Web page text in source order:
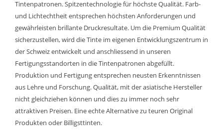
Tintenpatronen. Spitzentechnologie für höchste Qualität. Farb-
und Lichtechtheit entsprechen höchsten Anforderungen und
gewährleisten brillante Druckresultate. Um die Premium Qualität
sicherzustellen, wird die Tinte im eigenen Entwicklungszentrum in
der Schweiz entwickelt und anschliessend in unseren
Fertigungsstandorten in die Tintenpatronen abgefüllt.
Produktion und Fertigung entsprechen neusten Erkenntnissen
aus Lehre und Forschung. Qualität, mit der asiatische Hersteller
nicht gleichziehen können und dies zu immer noch sehr
attraktiven Preisen. Eine echte Alternative zu teuren Original
Produkten oder Billigsttinten.